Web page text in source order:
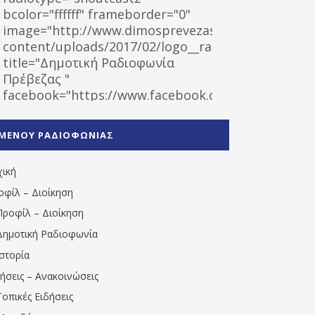
bcolor="ffffff" frameborder="0"
image="http://www.dimosprevezas.gr/wp-
content/uploads/2017/02/logo__radiofonias.jpg"
title="Δημοτική Ραδιοφωνία
Πρέβεζας "
facebook="https://www.facebook.com/
1531194763766854/" artist="" ]
ΡΑΔΙΟΦΩΝΙΑΣ
– Διοίκηση
– Διοίκηση
Ραδιοφωνία
– Ανακοινώσεις
Ειδήσεις